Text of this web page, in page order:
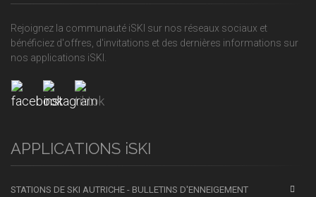
Rejoignez la communauté iSKI sur nos réseaux sociaux et
bénéficiez d'offres, d'invitations et des dernières informations sur
nos applications iSKI.
APPLICATIONS iSKI
STATIONS DE SKI AUTRICHE - BULLETINS D'ENNEIGEMENT